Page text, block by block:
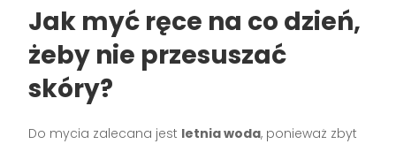
Jak myć ręce na co dzień,
żeby nie przesuszać
skóry?
Do mycia zalecana jest letnia woda, ponieważ zbyt